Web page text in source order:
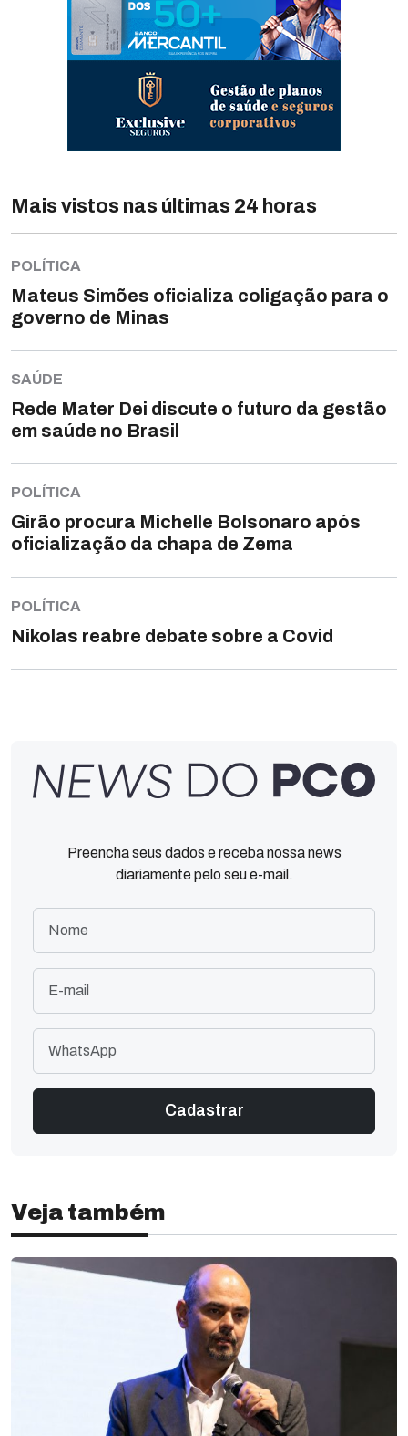
Mais vistos nas últimas 24 horas
POLÍTICA
Mateus Simões oficializa coligação para o
governo de Minas
SAÚDE
Rede Mater Dei discute o futuro da gestão
em saúde no Brasil
POLÍTICA
Girão procura Michelle Bolsonaro após
oficialização da chapa de Zema
POLÍTICA
Nikolas reabre debate sobre a Covid
Preencha seus dados e receba nossa news
diariamente pelo seu e-mail.
Veja também